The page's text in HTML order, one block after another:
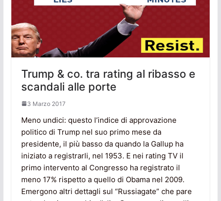
Trump & co. tra rating al ribasso e
scandali alle porte
3 Marzo 2017
Meno undici: questo l’indice di approvazione
politico di Trump nel suo primo mese da
presidente, il più basso da quando la Gallup ha
iniziato a registrarli, nel 1953. E nei rating TV il
primo intervento al Congresso ha registrato il
meno 17% rispetto a quello di Obama nel 2009.
Emergono altri dettagli sul “Russiagate” che pare